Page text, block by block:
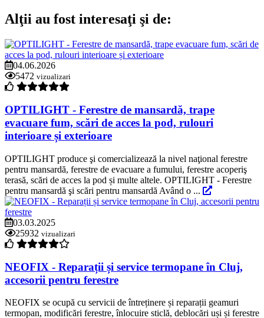
Alţii au fost interesaţi şi de:
04.06.2026
5472 vizualizari
OPTILIGHT - Ferestre de mansardă, trape
evacuare fum, scări de acces la pod, rulouri
interioare și exterioare
OPTILIGHT produce şi comercializează la nivel naţional ferestre
pentru mansardă, ferestre de evacuare a fumului, ferestre acoperiş
terasă, scări de acces la pod și multe altele. OPTILIGHT - Ferestre
pentru mansardă şi scări pentru mansardă Având o ...
03.03.2025
25932 vizualizari
NEOFIX - Reparații și service termopane în Cluj,
accesorii pentru ferestre
NEOFIX se ocupă cu servicii de întreținere și reparații geamuri
termopan, modificări ferestre, înlocuire sticlă, deblocări uși și ferestre